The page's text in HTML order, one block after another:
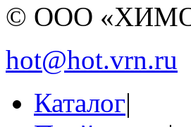
© ООО
hot@hot.vrn.ru
Каталог|